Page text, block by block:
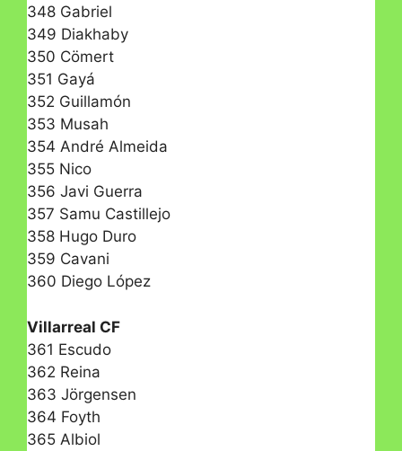
348 Gabriel
349 Diakhaby
350 Cömert
351 Gayá
352 Guillamón
353 Musah
354 André Almeida
355 Nico
356 Javi Guerra
357 Samu Castillejo
358 Hugo Duro
359 Cavani
360 Diego López
Villarreal CF
361 Escudo
362 Reina
363 Jörgensen
364 Foyth
365 Albiol